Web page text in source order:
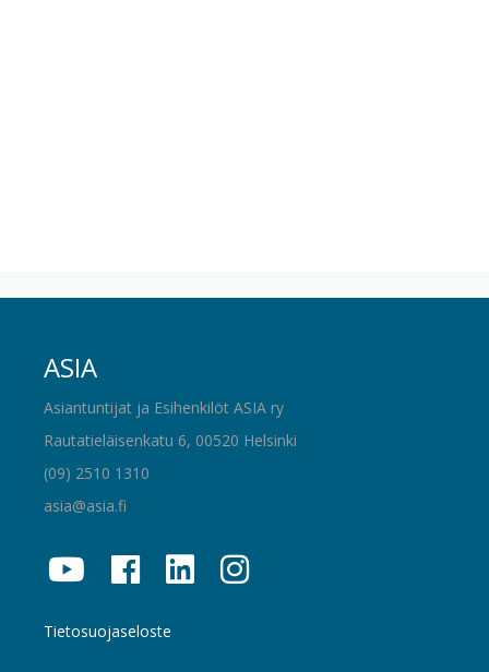
ASIA
Asiantuntijat ja Esihenkilöt ASIA ry
Rautatieläisenkatu 6, 00520 Helsinki
(09) 2510 1310
asia@asia.fi
Tietosuojaseloste